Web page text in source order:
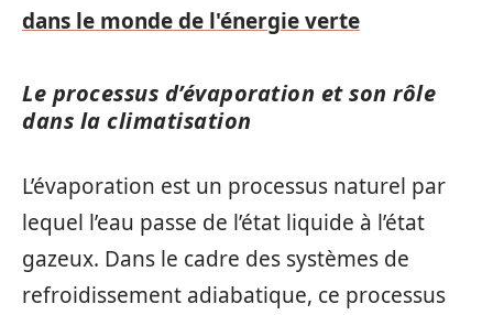
dans le monde de l'énergie verte
Le processus d’évaporation et son rôle
dans la climatisation
L’évaporation est un processus naturel par
lequel l’eau passe de l’état liquide à l’état
gazeux. Dans le cadre des systèmes de
refroidissement adiabatique, ce processus